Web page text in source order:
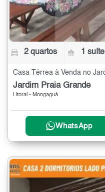
2 quartos 1 suíte
Jardim Praia Grande
Litoral - Mongaguá
WhatsApp